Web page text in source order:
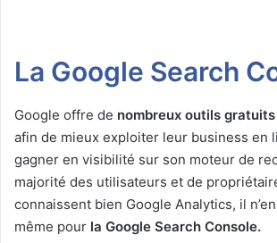
La Google Search
Google offre de nombreux outils gratuits
afin de mieux exploiter leur business en
gagner en visibilité sur son moteur de
majorité des utilisateurs et de
connaissent bien Google Analytics, il
même pour la Google Search Console.